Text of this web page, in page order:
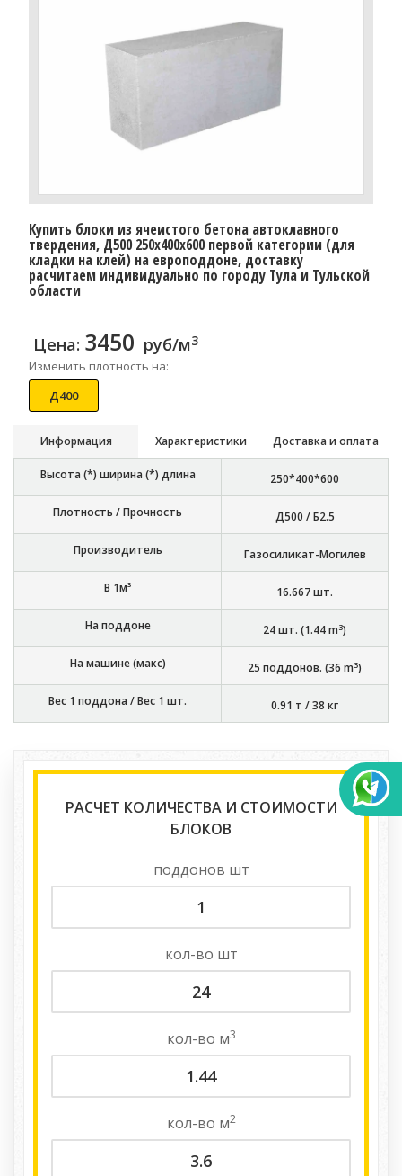
Купить блоки из ячеистого бетона автоклавного
твердения, Д500 250x400x600 первой категории (для
кладки на клей) на европоддоне, доставку
расчитаем индивидуально по городу Тула и Тульской
области
Цена: 3450 руб/м3
Изменить плотность на:
Д400
Информация Характеристики Доставка и оплата
Высота (*) ширина (*) длина 250*400*600
Плотность / Прочность Д500 / Б2.5
Производитель Газосиликат-Могилев
В 1м³ 16.667шт.
На поддоне 24шт. (1.44m3)
На машине (макс) 25 поддонов. (36 m3)
Вес 1 поддона / Вес 1 шт. 0.91 т /38 кг
РАСЧЕТ КОЛИЧЕСТВА И СТОИМОСТИ
БЛОКОВ
поддонов шт
кол-во шт
кол-во м3
кол-во м2